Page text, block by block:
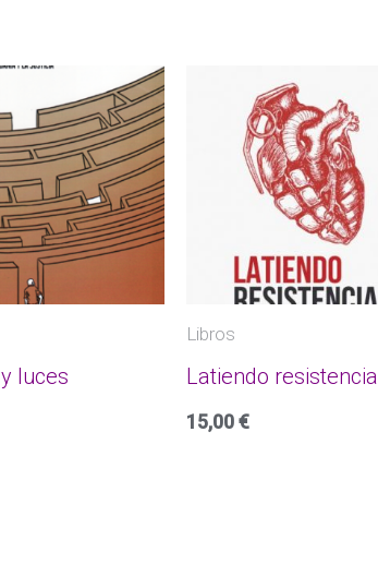
luces
Libros
Latiendo resistencia
15,00€